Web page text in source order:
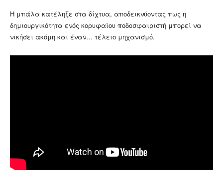
Η μπάλα κατέληξε στα δίχτυα, αποδεικνύοντας πως η
δημιουργικότητα ενός κορυφαίου ποδοσφαιριστή μπορεί να
νικήσει ακόμη και έναν… τέλειο μηχανισμό.